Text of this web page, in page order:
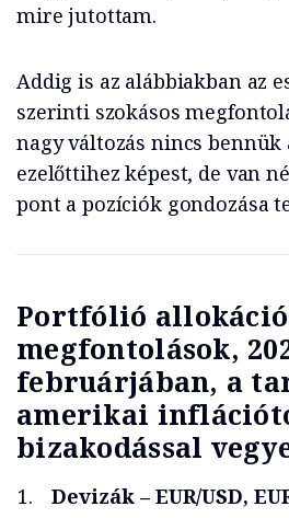
mire jutottam.
Addig is az alábbiakban az
szerinti szokásos
nagy változás nincs bennük
ezelőttihez képest, de van
pont a pozíciók gondozása
Portfólió
megfontolások,
februárjában, a
amerikai
bizakodással
Devizák – EUR/USD,